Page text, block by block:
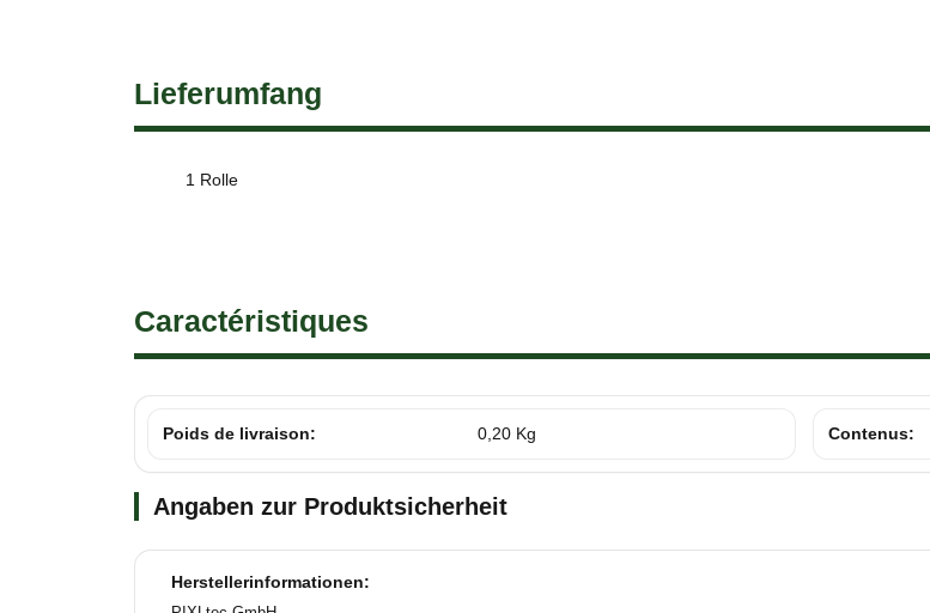
Lieferumfang
1 Rolle
Caractéristiques
Poids de livraison: 0,20 Kg Contenus:
Angaben zur Produktsicherheit
Herstellerinformationen: